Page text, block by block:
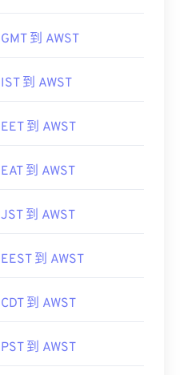
GMT 到 AWST
IST 到 AWST
EET 到 AWST
EAT 到 AWST
JST 到 AWST
EEST 到 AWST
CDT 到 AWST
PST 到 AWST